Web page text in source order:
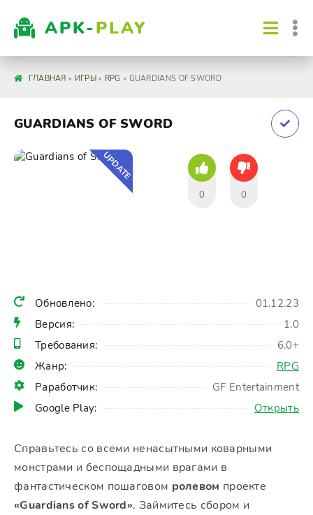
APK-PLAY
ГЛАВНАЯ » ИГРЫ» RPG » GUARDIANS OF SWORD
GUARDIANS OF SWORD
Обновлено:
01.12.23
Версия:
1.0
Требования:
6.0+
Жанр:
RPG
Раработчик:
GF Entertainment
Google Play:
Открыть
UPDATE
0 0
Справьтесь со всеми ненасытными коварными
монстрами и беспощадными врагами в
фантастическом пошаговом ролевом проекте
«Guardians of Sword». Займитесь сбором и